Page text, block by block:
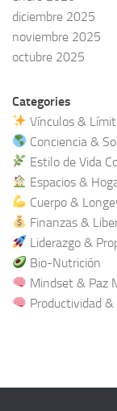
diciembre 2025
noviembre 2025
octubre 2025
Categories
Vínculos &
Conciencia &
Estilo de Vida
Espacios &
Cuerpo &
Finanzas &
Liderazgo &
Bio-Nutrición
Mindset & Paz
Productividad